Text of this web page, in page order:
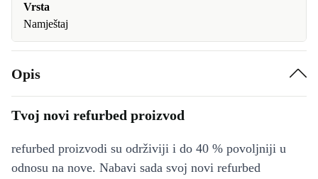
Vrsta
Namještaj
Opis
Tvoj novi refurbed proizvod
refurbed proizvodi su održiviji i do 40 % povoljniji u
odnosu na nove. Nabavi sada svoj novi refurbed